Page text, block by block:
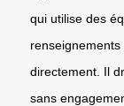
qui utilise des
directement. Il
sans